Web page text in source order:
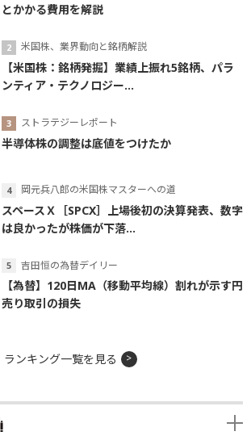
とかかる費用を解説
米国株、業界動向と銘柄解説
【米国株：銘柄発掘】業績上振れ5銘柄、パラ
ンティア・テクノロジー...
ストラテジーレポート
半導体株の調整は底値をつけたか
岡元兵八郎の米国株マスターへの道
スペースＸ［SPCX］上場後初の決算発表、数字
は良かったが株価が下落...
吉田恒の為替デイリー
【為替】120日MA（移動平均線）割れが示す円
売り取引の損失
ランキング一覧を見る